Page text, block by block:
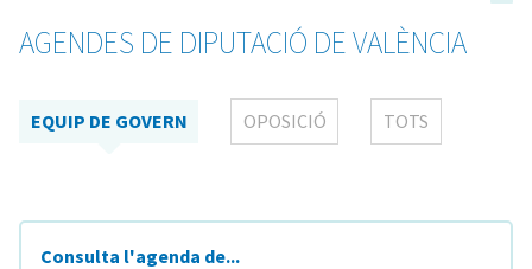
AGENDES DE DIPUTACIÓ DE VALÈNCIA
EQUIP DE GOVERN OPOSICIÓ TOTS
Consulta l'agenda de...